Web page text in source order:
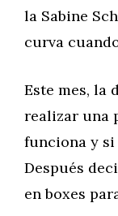
la Sabine
curva
Este mes, la
realizar una
funciona y
Después
en boxes